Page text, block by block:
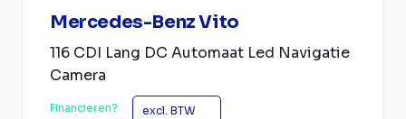
Mercedes-Benz Vito
116 CDI Lang DC Automaat Led Navigatie
Camera
Financieren? excl. BTW